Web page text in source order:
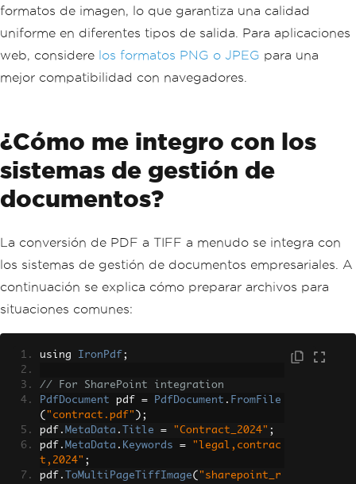
formatos de imagen, lo que garantiza una calidad
uniforme en diferentes tipos de salida. Para aplicaciones
web, considere los formatos PNG o JPEG para una
mejor compatibilidad con navegadores.
¿Cómo me integro con los
sistemas de gestión de
documentos?
La conversión de PDF a TIFF a menudo se integra con
los sistemas de gestión de documentos empresariales. A
continuación se explica cómo preparar archivos para
situaciones comunes:
using IronPdf ;
// For SharePoint integration
PdfDocument pdf = PdfDocument . FromFile
( "contract.pdf" );
pdf . MetaData . Title = "Contract_2024" ;
pdf . MetaData . Keywords =
"legal,contrac
t,2024" ;
pdf . ToMultiPageTiffImage( "sharepoint_r